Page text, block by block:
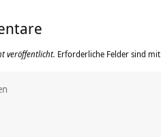
veröffentlicht. Erforderliche Felder sind mit